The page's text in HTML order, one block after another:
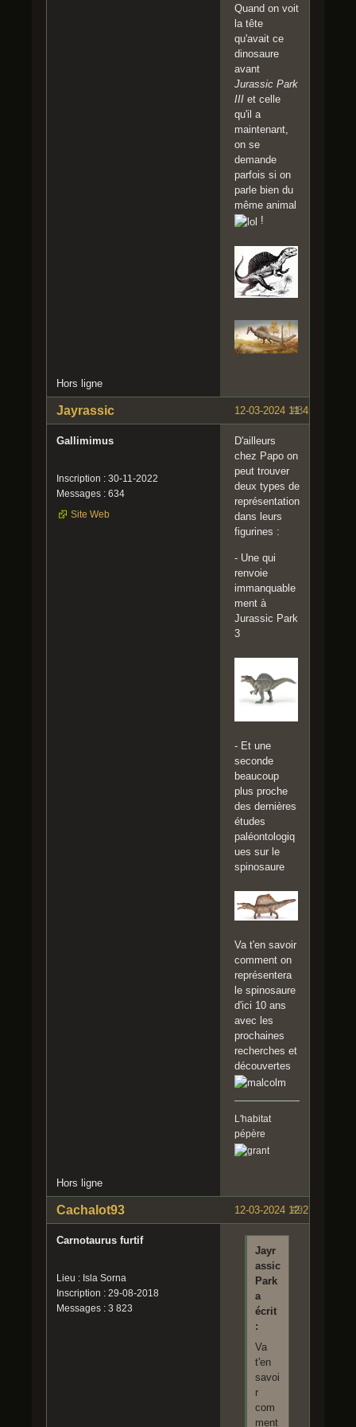
Quand on voit
la tête
qu'avait ce
dinosaure
avant
Jurassic Park
III et celle
qu'il a
maintenant,
on se
demande
parfois si on
parle bien du
même animal
!
Hors ligne
#8
12-03-2024 11:45:18
Jayrassic
Gallimimus
Inscription : 30-11-2022
Messages : 634
Site Web
D'ailleurs
chez Papo on
peut trouver
deux types de
représentation
dans leurs
figurines :
- Une qui
renvoie
immanquable
ment à
Jurassic Park
3
- Et une
seconde
beaucoup
plus proche
des dernières
études
paléontologiq
ues sur le
spinosaure
Va t'en savoir
comment on
représentera
le spinosaure
d'ici 10 ans
avec les
prochaines
recherches et
découvertes
L'habitat
pépère
Hors ligne
#9
12-03-2024 12:27:04
Cachalot93
Carnotaurus furtif
Lieu : Isla Sorna
Inscription : 29-08-2018
Messages : 3 823
Jayr
assic
Park
a
écrit
:
Va
t'en
savoi
r
com
ment